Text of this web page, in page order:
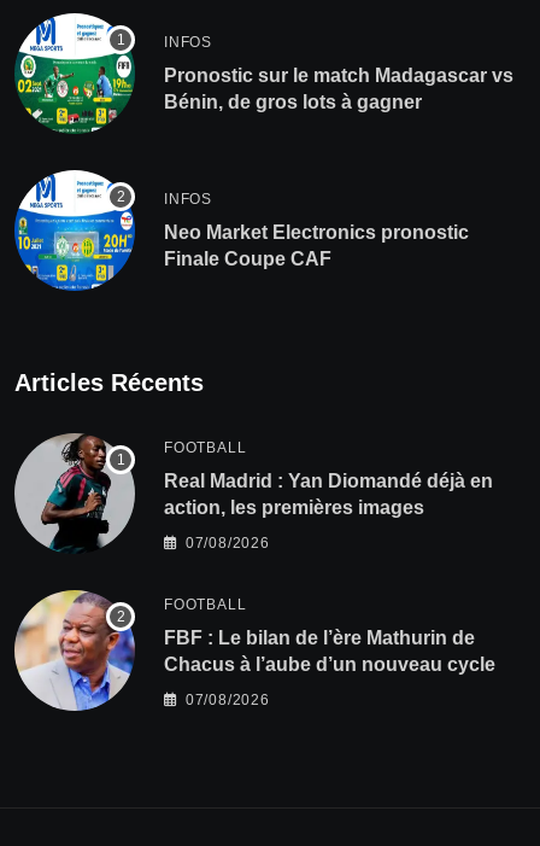
INFOS
Pronostic sur le match Madagascar vs
Bénin, de gros lots à gagner
INFOS
Neo Market Electronics pronostic
Finale Coupe CAF
Articles Récents
FOOTBALL
Real Madrid : Yan Diomandé déjà en
action, les premières images
07/08/2026
FOOTBALL
FBF : Le bilan de l’ère Mathurin de
Chacus à l’aube d’un nouveau cycle
07/08/2026